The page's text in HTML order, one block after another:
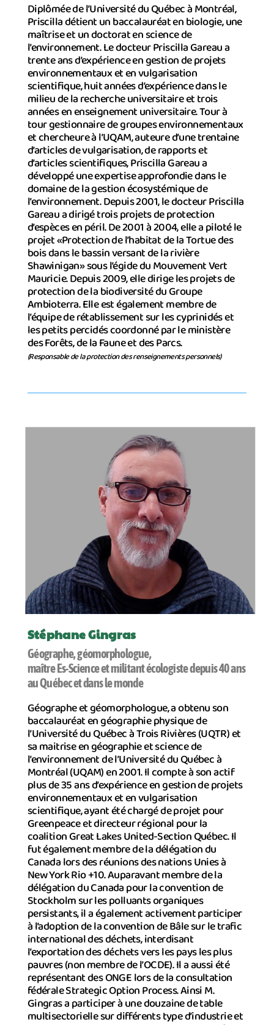
Diplômée de l’Université du Québec à Montréal,
Priscilla détient un baccalauréat en biologie, une
maîtrise et un doctorat en science de
l’environnement. Le docteur Priscilla Gareau a
trente ans d’expérience en gestion de projets
environnementaux et en vulgarisation
scientifique, huit années d’expérience dans le
milieu de la recherche universitaire et trois
années en enseignement universitaire. Tour à
tour gestionnaire de groupes environnementaux
et chercheure à l’UQAM, auteure d’une trentaine
d’articles de vulgarisation, de rapports et
d’articles scientifiques, Priscilla Gareau a
développé une expertise approfondie dans le
domaine de la gestion écosystémique de
l’environnement. Depuis 2001, le docteur Priscilla
Gareau a dirigé trois projets de protection
d’espèces en péril. De 2001 à 2004, elle a piloté le
projet «Protection de l’habitat de la Tortue des
bois dans le bassin versant de la rivière
Shawinigan» sous l’égide du Mouvement Vert
Mauricie. Depuis 2009, elle dirige les projets de
protection de la biodiversité du Groupe
Ambioterra. Elle est également membre de
l’équipe de rétablissement sur les cyprinidés et
les petits percidés coordonné par le ministère
des Forêts, de la Faune et des Parcs.
(Responsable de la protection des renseignements personnels)
Stéphane Gingras
Géographe, géomorphologue,
maître Es-Science et militant écologiste depuis 40 ans
au Québec et dans le monde
Géographe et géomorphologue, a obtenu son
baccalauréat en géographie physique de
l’Université du Québec à Trois Rivières (UQTR) et
sa maitrise en géographie et science de
l’environnement de l’Université du Québec à
Montréal (UQAM) en 2001. Il compte à son actif
plus de 35 ans d’expérience en gestion de projets
environnementaux et en vulgarisation
scientifique, ayant été chargé de projet pour
Greenpeace et directeur régional pour la
coalition Great Lakes United-Section Québec. Il
fut également membre de la délégation du
Canada lors des réunions des nations Unies à
New York Rio +10. Auparavant membre de la
délégation du Canada pour la convention de
Stockholm sur les polluants organiques
persistants, il a également activement participer
à l’adoption de la convention de Bâle sur le trafic
international des déchets, interdisant
l’exportation des déchets vers les pays les plus
pauvres (non membre de l’OCDE). Il a aussi été
représentant des ONGE lors de la consultation
fédérale Strategic Option Process. Ainsi M.
Gingras a participer à une douzaine de table
multisectorielle sur différents type d’industrie et